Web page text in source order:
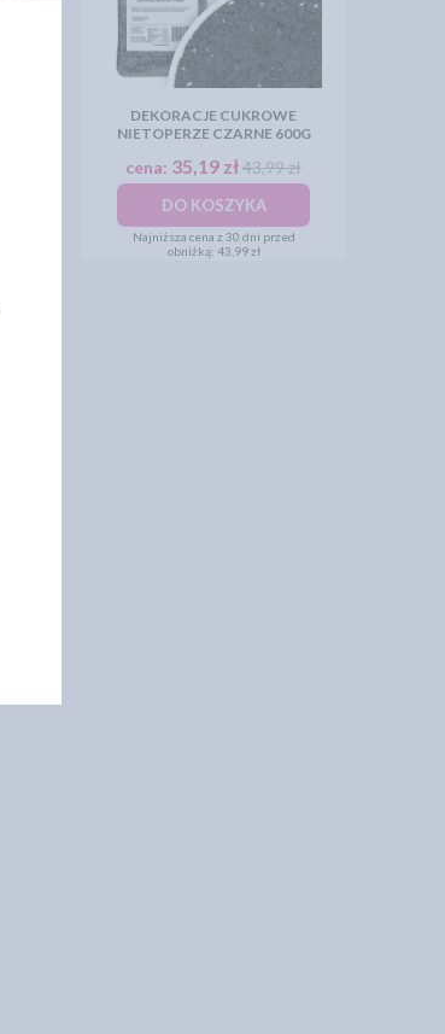
DEKORACJE CUKROWE
NIETOPERZE CZARNE 600G
cena: 35,19 zł43,99 zł
DO KOSZYKA
Najniższa cena z 30 dni przed
obniżką: 43,99 zł